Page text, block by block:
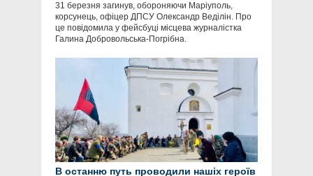
31 березня загинув, обороняючи Маріуполь,
корсунець, офіцер ДПСУ Олександр Веділін. Про
це повідомила у фейсбуці місцева журналістка
Галина Добровольська-Погрібна.
В останню путь проводили нашіх героїв